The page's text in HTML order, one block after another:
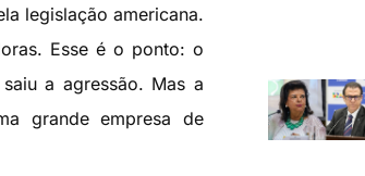
legislação americana.
Esse é o ponto: o
a agressão. Mas a
grande empresa de